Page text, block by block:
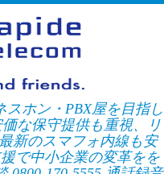
ホン・PBX屋を目指し
な保守提供も重視、リ
新のスマフォ内線も安
で中小企業の変革をを